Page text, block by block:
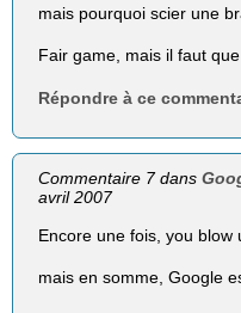
mais pourquoi scier une
Fair game, mais il faut
Répondre à ce
Commentaire 7 dans
avril 2007
Encore une fois, you blow
mais en somme, Google